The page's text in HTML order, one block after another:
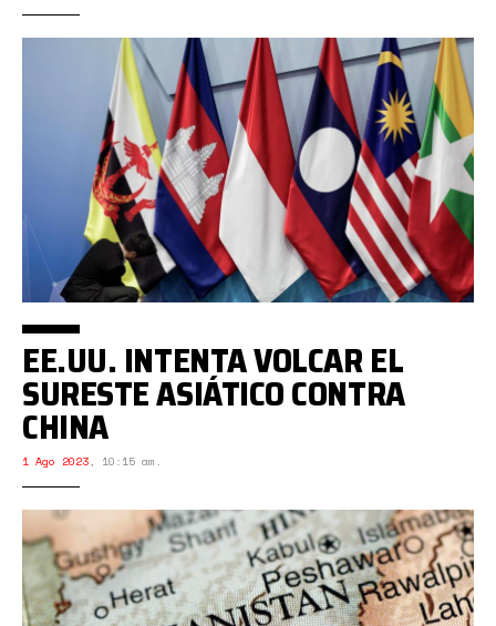
EE.UU. INTENTA VOLCAR EL
SURESTE ASIÁTICO CONTRA
CHINA
1 Ago 2023, 10:15 am.